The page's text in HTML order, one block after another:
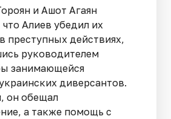
и Ашот Агаян
Алиев убедил их
преступных действиях,
руководителем
занимающейся
диверсантов.
он обещал
а также помощь с